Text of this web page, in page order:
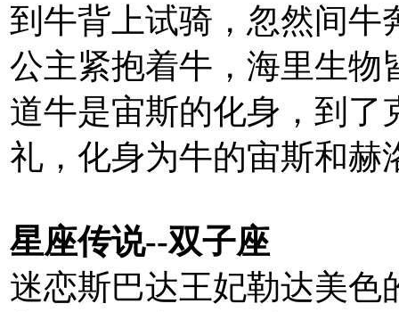
到牛背上试骑，忽然间牛
公主紧抱着牛，海里生物
道牛是宙斯的化身，到了
礼，化身为牛的宙斯和
星座传说--双子座
迷恋斯巴达王妃勒达美色